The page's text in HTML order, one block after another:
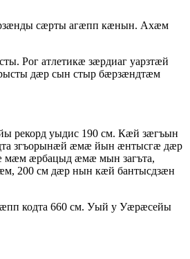
сæрты агæпп кæнын. Ахæм
Рог атлетикæ зæрдиаг уарзтæй
дæр сын стыр бæрзæндтæм
рекорд уыдис 190 см. Кæй зæгъын
згъорынæй æмæ йын æнтысгæ дæр
мæм æрбацыд æмæ мын загъта,
200 см дæр нын кæй бантысдзæн
кодта 660 см. Уый у Уæрæсейы